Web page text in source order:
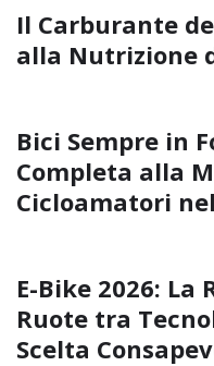
Il Carburante
alla Nutrizione
Bici Sempre in
Completa alla
Cicloamatori
E-Bike 2026: La
Ruote tra
Scelta